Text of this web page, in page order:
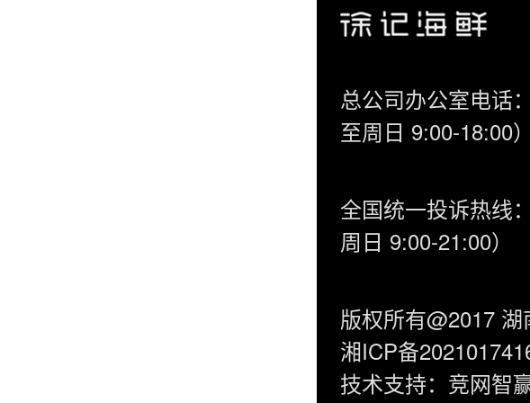
总公司办公室电话
至周日 9:00-18:00）
全国统一投诉热线
周日 9:00-21:00）
版权所有@2017
湘ICP备
技术支持： 竞网智